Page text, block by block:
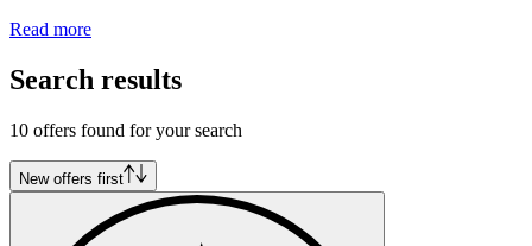
Read more
Search results
10 offers found for your search
New offers first